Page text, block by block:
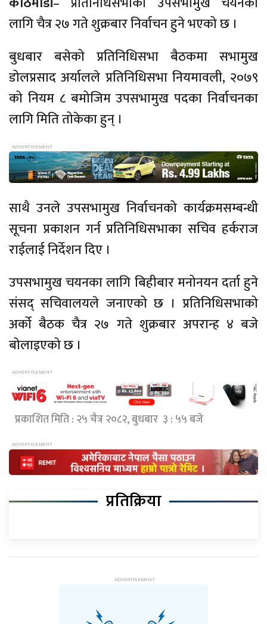
लागि चैत्र २७ गते शुक्रबार निर्वाचन हुने भएको छ ।
बुधबार बसेको प्रतिनिधिसभा बैठकमा सभामुख
डोलप्रसाद अर्यालले प्रतिनिधिसभा नियमावली, २०७९
को नियम ८ बमोजिम उपसभामुख पदका निर्वाचनका
लागि मिति तोकेका हुन् ।
साथै उनले उपसभामुख निर्वाचनको कार्यक्रमसम्बन्धी
सूचना प्रकाशन गर्न प्रतिनिधिसभाका सचिव हर्कराज
राईलाई निर्देशन दिए ।
उपसभामुख चयनका लागि बिहीबार मनोनयन दर्ता हुने
संसद् सचिवालयले जनाएको छ । प्रतिनिधिसभाको
अर्को बैठक चैत्र २७ गते शुक्रबार अपरान्ह ४ बजे
बोलाइएको छ ।
प्रकाशित मिति : २५ चैत्र २०८२, बुधबार ३ : ५५ बजे
प्रतिक्रिया